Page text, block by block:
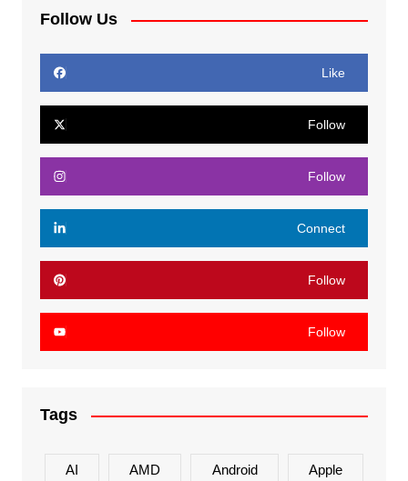
Follow Us
Like
Follow
Follow
Connect
Follow
Follow
Tags
AI AMD Android Apple